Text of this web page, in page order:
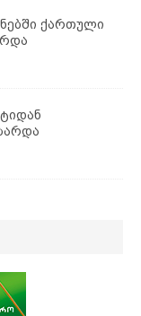
ქართული